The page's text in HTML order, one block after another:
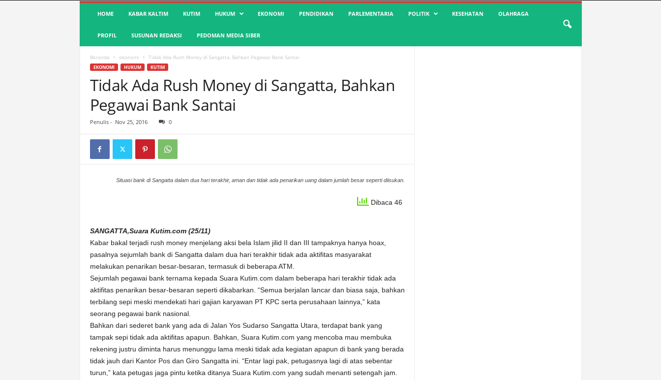
S
a
HOME KABAR KALTIM KUTIM HUKUM EKONOMI PENDIDIKAN PARLEMENTARIA POLITIK KESEHATAN OLAHRAGA
PROFIL SUSUNAN REDAKSI PEDOMAN MEDIA SIBER
Beranda ekonomi Tidak Ada Rush Money di Sangatta, Bahkan Pegawai Bank Santai
EKONOMI HUKUM KUTIM
Tidak Ada Rush Money di Sangatta, Bahkan
Pegawai Bank Santai
Penulis - Nov 25, 2016 0
Situasi bank di Sangatta dalam dua hari terakhir, aman dan tidak ada penarikan uang dalam jumlah besar seperti diisukan.
Dibaca 46
SANGATTA,Suara Kutim.com (25/11)
Kabar bakal terjadi rush money menjelang aksi bela Islam jilid II dan III tampaknya hanya hoax,
pasalnya sejumlah bank di Sangatta dalam dua hari terakhir tidak ada aktifitas masyarakat
melakukan penarikan besar-besaran, termasuk di beberapa ATM.
Sejumlah pegawai bank ternama kepada Suara Kutim.com dalam beberapa hari terakhir tidak ada
aktifitas penarikan besar-besaran seperti dikabarkan. “Semua berjalan lancar dan biasa saja, bahkan
terbilang sepi meski mendekati hari gajian karyawan PT KPC serta perusahaan lainnya,” kata
seorang pegawai bank nasional.
Bahkan dari sederet bank yang ada di Jalan Yos Sudarso Sangatta Utara, terdapat bank yang
tampak sepi tidak ada aktifitas apapun. Bahkan, Suara Kutim.com yang mencoba mau membuka
rekening justru diminta harus menunggu lama meski tidak ada kegiatan apapun di bank yang berada
tidak jauh dari Kantor Pos dan Giro Sangatta ini. “Entar lagi pak, petugasnya lagi di atas sebentar
turun,” kata petugas jaga pintu ketika ditanya Suara Kutim.com yang sudah menanti setengah jam.